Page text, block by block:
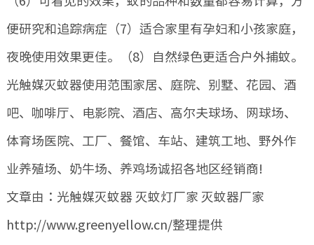
便研究和追踪病症（7）适合家里有孕妇和小孩家庭，
夜晚使用效果更佳。（8）自然绿色更适合户外捕蚊。
光触媒灭蚊器使用范围家居、庭院、别墅、花园、酒
吧、咖啡厅、电影院、酒店、高尔夫球场、网球场、
体育场医院、工厂、餐馆、车站、建筑工地、野外作
业养殖场、奶牛场、养鸡场诚招各地区经销商!
文章由：光触媒灭蚊器 灭蚊灯厂家 灭蚊器厂家
http://www.greenyellow.cn/整理提供